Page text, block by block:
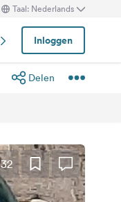
Taal: Nederlands
Inloggen
Delen
32